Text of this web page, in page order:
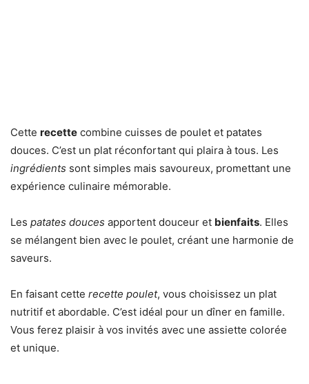
Cette recette combine cuisses de poulet et patates
douces. C’est un plat réconfortant qui plaira à tous. Les
ingrédients sont simples mais savoureux, promettant une
expérience culinaire mémorable.
Les patates douces apportent douceur et bienfaits. Elles
se mélangent bien avec le poulet, créant une harmonie de
saveurs.
En faisant cette recette poulet, vous choisissez un plat
nutritif et abordable. C’est idéal pour un dîner en famille.
Vous ferez plaisir à vos invités avec une assiette colorée
et unique.